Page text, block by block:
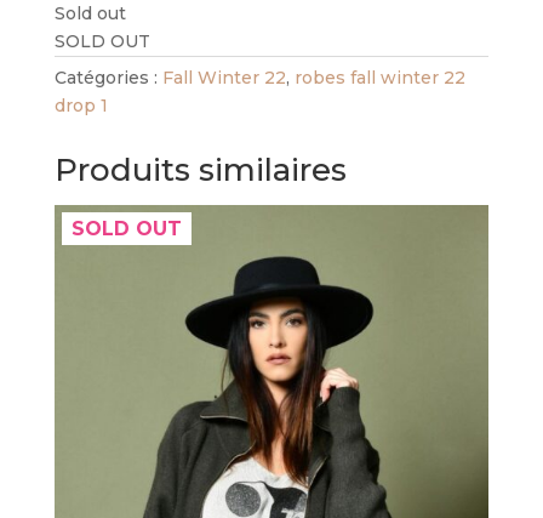
Sold out
SOLD OUT
Catégories : Fall Winter 22, robes fall winter 22
drop 1
Produits similaires
SOLD OUT